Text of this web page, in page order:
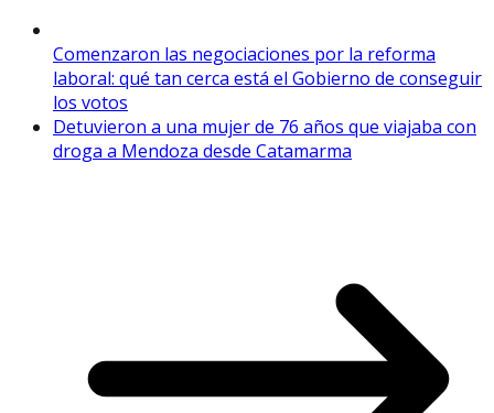
Comenzaron las negociaciones por la reforma
laboral: qué tan cerca está el Gobierno de conseguir
los votos
Detuvieron a una mujer de 76 años que viajaba con
droga a Mendoza desde Catamarma